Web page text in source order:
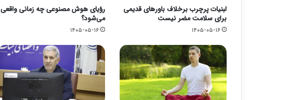
لبنیات پرچرب برخلاف باورهای قدیمی
برای سلامت مضر نیست
۱۴۰۵-۰۵-۱۶
رؤیای هوش مصنوعی چه زمانی واقعی
می‌شود؟
۱۴۰۵-۰۵-۱۶